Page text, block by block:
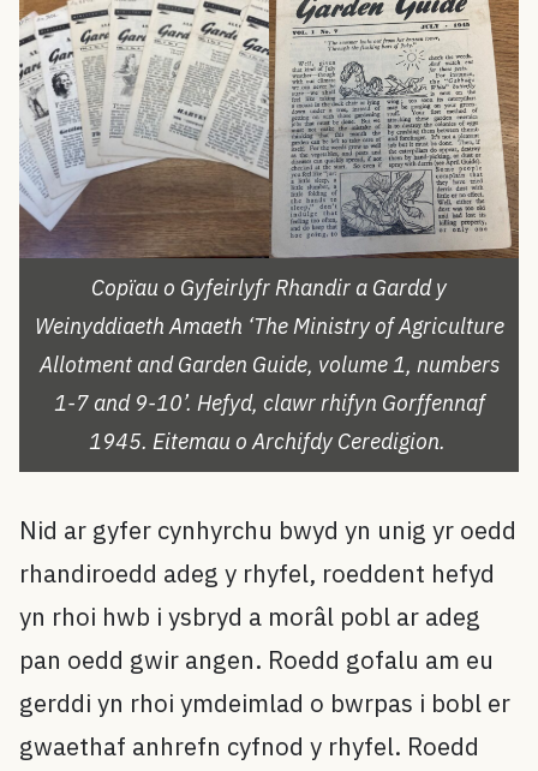
Copïau o Gyfeirlyfr Rhandir a Gardd y
Weinyddiaeth Amaeth ‘The Ministry of Agriculture
Allotment and Garden Guide, volume 1, numbers
1-7 and 9-10’. Hefyd, clawr rhifyn Gorffennaf
1945. Eitemau o Archifdy Ceredigion.
Nid ar gyfer cynhyrchu bwyd yn unig yr oedd
rhandiroedd adeg y rhyfel, roeddent hefyd
yn rhoi hwb i ysbryd a morâl pobl ar adeg
pan oedd gwir angen. Roedd gofalu am eu
gerddi yn rhoi ymdeimlad o bwrpas i bobl er
gwaethaf anhrefn cyfnod y rhyfel. Roedd